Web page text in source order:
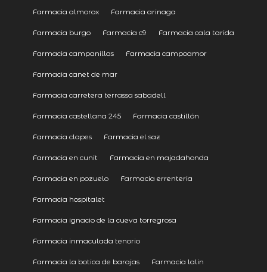
Farmacia almorox Farmacia arinaga
Farmacia burgo Farmacia c9 Farmacia cala tarida
Farmacia campanillas Farmacia campoamor
Farmacia canet de mar
Farmacia carretera terrassa sabadell
Farmacia castellana 245 Farmacia castillón
Farmacia clapes Farmacia el saz
Farmacia en cunit Farmacia en majadahonda
Farmacia en pozuelo Farmacia errenteria
Farmacia hospitalet
Farmacia ignacio de la cueva torregrosa
Farmacia inmaculada tenorio
Farmacia la botica de barajas Farmacia lalin